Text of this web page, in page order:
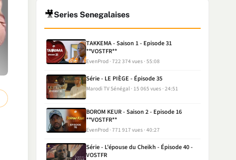
🎥Series Senegalaises
TAKKEMA - Saison 1 - Episode 31
**VOSTFR**
EvenProd 722 374 vues 55:08
Série - LE PIÈGE - Épisode 35
Marodi TV Sénégal 15 065 vues 24:51
BOROM KEUR - Saison 2 - Episode 16
**VOSTFR**
EvenProd 771 917 vues 40:27
Série - L'épouse du Cheikh - Épisode 40 -
VOSTFR